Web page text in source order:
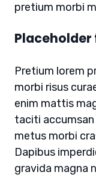
pretium morbi
Placeholder
Pretium lorem
morbi risus
enim mattis
taciti
metus morbi
Dapibus
gravida magna